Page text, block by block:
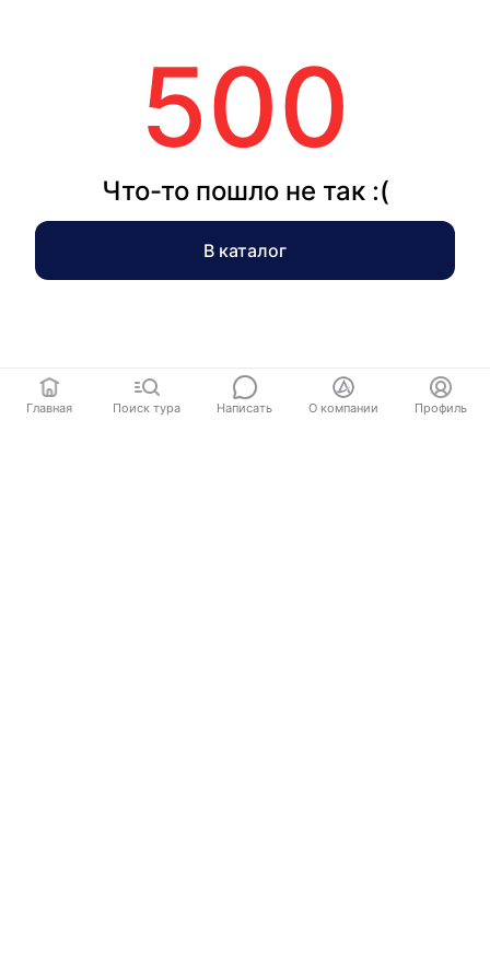
500
Что-то пошло не так :(
В каталог
Главная Поиск тура Написать О компании Профиль